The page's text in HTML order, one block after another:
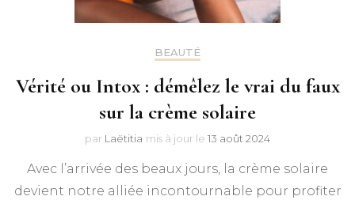
BEAUTÉ
Vérité ou Intox : démêlez le vrai du faux
sur la crème solaire
par Laëtitia mis à jour le 13 août 2024
Avec l’arrivée des beaux jours, la crème solaire
devient notre alliée incontournable pour profiter